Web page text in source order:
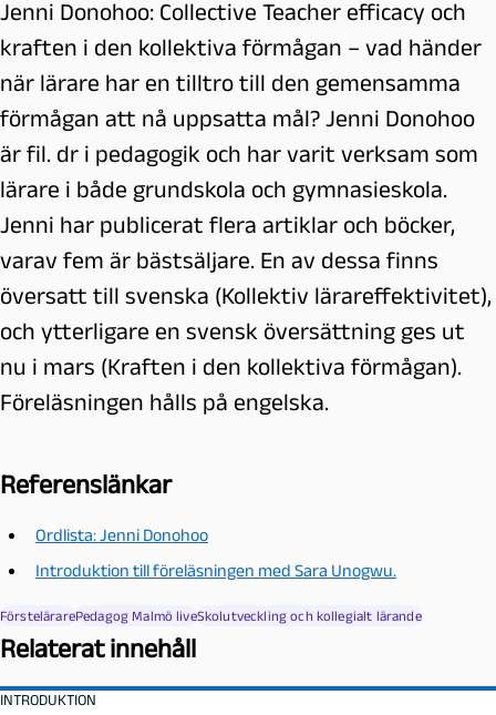
Jenni Donohoo: Collective Teacher efficacy och
kraften i den kollektiva förmågan – vad händer
när lärare har en tilltro till den gemensamma
förmågan att nå uppsatta mål? Jenni Donohoo
är fil. dr i pedagogik och har varit verksam som
lärare i både grundskola och gymnasieskola.
Jenni har publicerat flera artiklar och böcker,
varav fem är bästsäljare. En av dessa finns
översatt till svenska (Kollektiv lärareffektivitet),
och ytterligare en svensk översättning ges ut
nu i mars (Kraften i den kollektiva förmågan).
Föreläsningen hålls på engelska.
Referenslänkar
Ordlista: Jenni Donohoo
Introduktion till föreläsningen med Sara Unogwu.
FörstelärarePedagog Malmö liveSkolutveckling och kollegialt lärande
Relaterat innehåll
INTRODUKTION